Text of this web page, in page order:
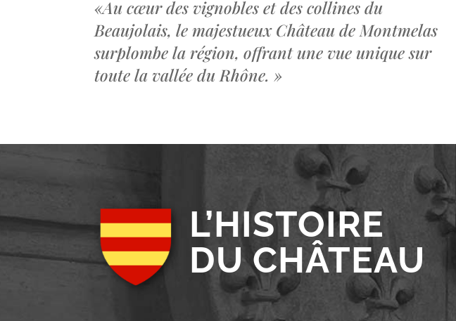
«Au cœur des vignobles et des collines du
Beaujolais, le majestueux Château de Montmelas
surplombe la région, offrant une vue unique sur
toute la vallée du Rhône. »
L’HISTOIRE
DU CHÂTEAU